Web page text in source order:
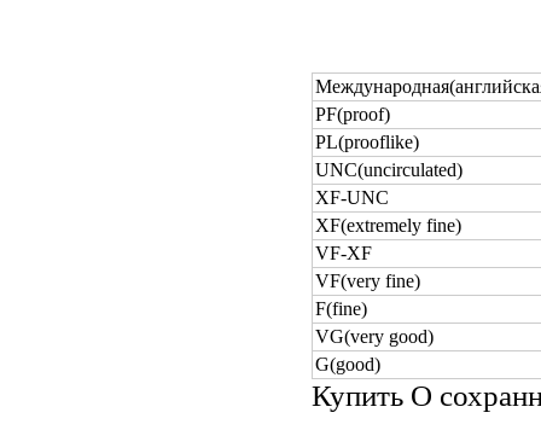
PF(proof)
PL(prooflike)
UNC(uncirculated)
XF-UNC
XF(extremely fine)
VF-XF
VF(very fine)
F(fine)
VG(very good)
G(good)
Купить О